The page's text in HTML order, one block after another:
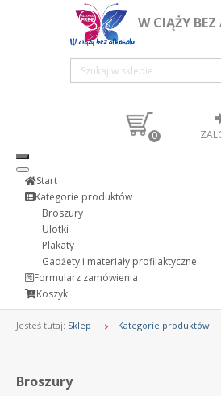
W CIĄŻY
0
Start
Kategorie produktów
Broszury
Ulotki
Plakaty
Gadżety i materiały profilaktyczne
Formularz zamówienia
Koszyk
Jesteś tutaj: Sklep Kategorie produktów
Broszury